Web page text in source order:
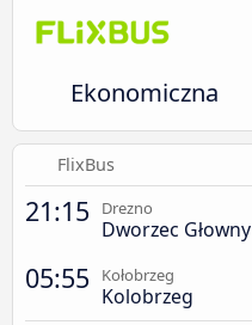
Ekonomiczna
FlixBus
21:15 Drezno
Dworzec Głowny
05:55 Kołobrzeg
Kolobrzeg